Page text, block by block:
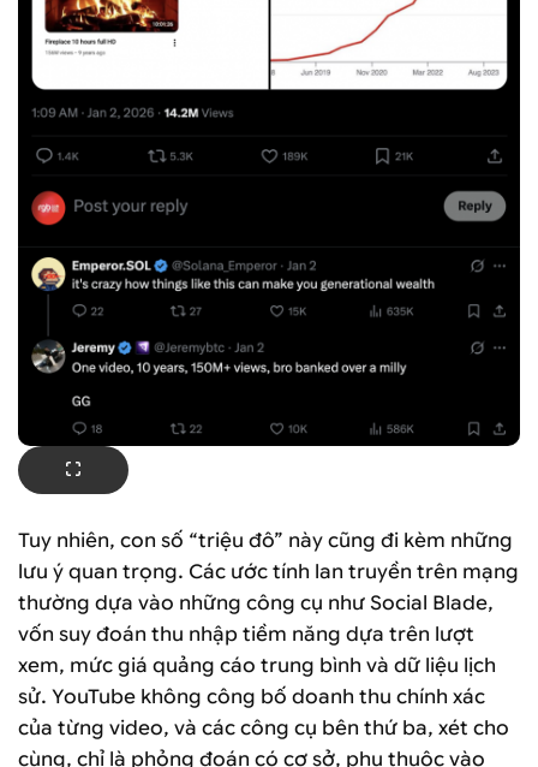
Tuy nhiên, con số “triệu đô” này cũng đi kèm những
lưu ý quan trọng. Các ước tính lan truyền trên mạng
thường dựa vào những công cụ như Social Blade,
vốn suy đoán thu nhập tiềm năng dựa trên lượt
xem, mức giá quảng cáo trung bình và dữ liệu lịch
sử. YouTube không công bố doanh thu chính xác
của từng video, và các công cụ bên thứ ba, xét cho
cùng, chỉ là phỏng đoán có cơ sở, phụ thuộc vào